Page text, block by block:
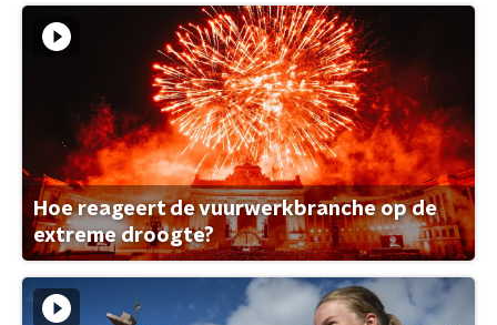
Hoe reageert de vuurwerkbranche op de
extreme droogte?